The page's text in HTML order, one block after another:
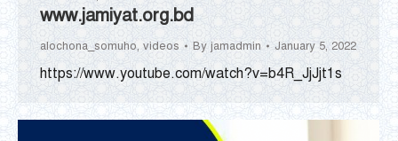
www.jamiyat.org.bd
alochona_somuho, videos By jamadmin January 5, 2022
https://www.youtube.com/watch?v=b4R_JjJjt1s